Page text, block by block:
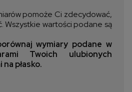
pomoże Ci zdecydować,
Wszystkie wartości podane są
wymiary podane w
Twoich ulubionych
płasko.